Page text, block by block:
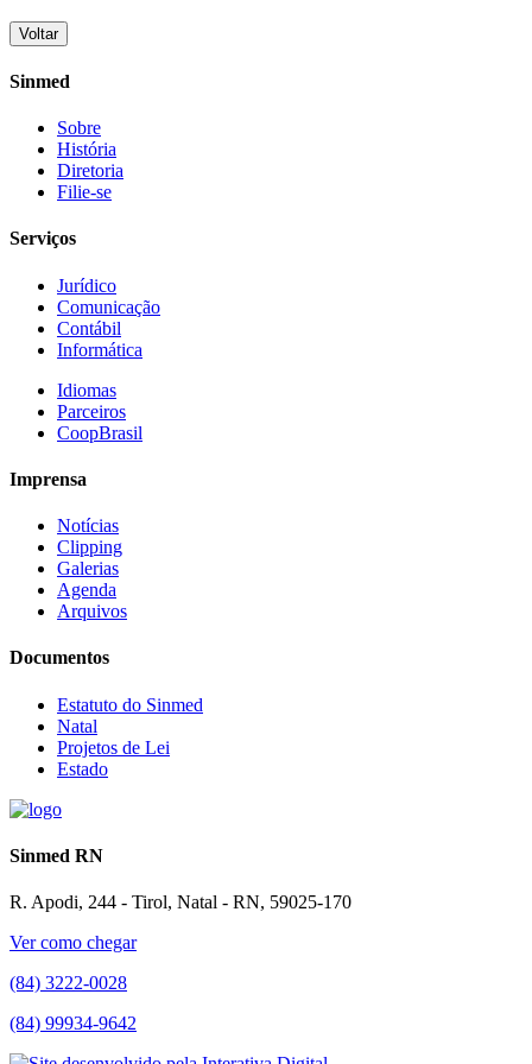
Voltar
Sinmed
Sobre
História
Diretoria
Filie-se
Serviços
Jurídico
Comunicação
Contábil
Informática
Idiomas
Parceiros
CoopBrasil
Imprensa
Notícias
Clipping
Galerias
Agenda
Arquivos
Documentos
Estatuto do Sinmed
Natal
Projetos de Lei
Estado
Sinmed RN
R. Apodi, 244 - Tirol, Natal - RN, 59025-170
Ver como chegar
(84) 3222-0028
(84) 99934-9642